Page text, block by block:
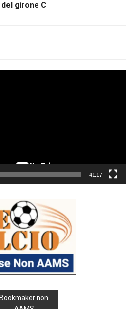
del girone C
41:17
Bookmaker non